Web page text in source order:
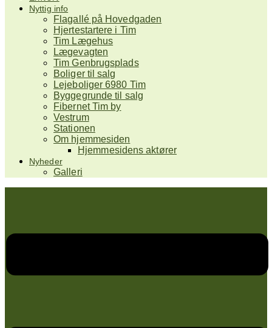
Nyttig info
Flagallé på Hovedgaden
Hjertestartere i Tim
Tim Lægehus
Lægevagten
Tim Genbrugsplads
Boliger til salg
Lejeboliger 6980 Tim
Byggegrunde til salg
Fibernet Tim by
Vestrum
Stationen
Om hjemmesiden
Hjemmesidens aktører
Nyheder
Galleri